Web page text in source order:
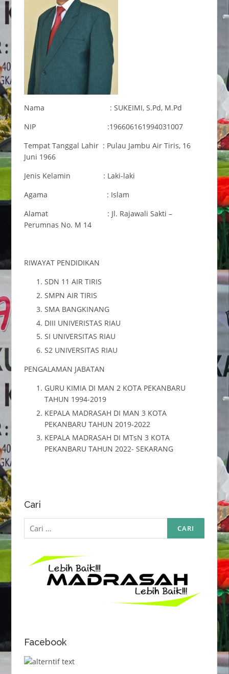
Nama : SUKEIMI, S.Pd, M.Pd
NIP :196606161994031007
Tempat Tanggal Lahir : Pulau Jambu Air Tiris, 16
Juni 1966
Jenis Kelamin : Laki-laki
Agama : Islam
Alamat : Jl. Rajawali Sakti –
Perumnas No. M 14
RIWAYAT PENDIDIKAN
SDN 11 AIR TIRIS
SMPN AIR TIRIS
SMA BANGKINANG
DIII UNIVERISTAS RIAU
SI UNIVERSITAS RIAU
S2 UNIVERSITAS RIAU
PENGALAMAN JABATAN
GURU KIMIA DI MAN 2 KOTA PEKANBARU
TAHUN 1994-2019
KEPALA MADRASAH DI MAN 3 KOTA
PEKANBARU TAHUN 2019-2022
KEPALA MADRASAH DI MTsN 3 KOTA
PEKANBARU TAHUN 2022- SEKARANG
Cari
Cari
untuk:
Facebook